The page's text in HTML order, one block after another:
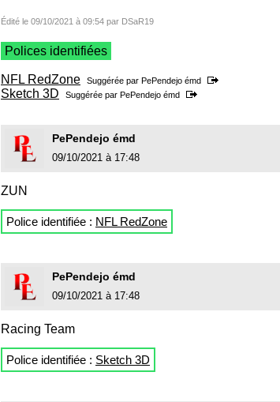
Édité le 09/10/2021 à 09:54 par DSaR19
Polices identifiées
NFL RedZone Suggérée par PePendejo émd
Sketch 3D Suggérée par PePendejo émd
PePendejo émd
09/10/2021 à 17:48
ZUN
Police identifiée : NFL RedZone
PePendejo émd
09/10/2021 à 17:48
Racing Team
Police identifiée : Sketch 3D